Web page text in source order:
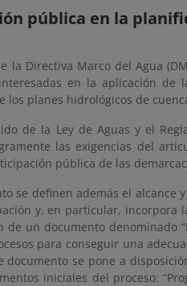
pública en la
la Directiva Marco del Agua
en la aplicación de
los planes hidrológicos de
de la Ley de Aguas y el
las exigencias del
pública de las
se definen además el
y, en particular, incorpora
de un documento denominado
para conseguir una
documento se pone a
iniciales del proceso: